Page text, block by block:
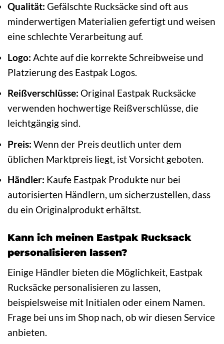
Qualität: Gefälschte Rucksäcke sind oft aus
minderwertigen Materialien gefertigt und weisen
eine schlechte Verarbeitung auf.
Logo: Achte auf die korrekte Schreibweise und
Platzierung des Eastpak Logos.
Reißverschlüsse: Original Eastpak Rucksäcke
verwenden hochwertige Reißverschlüsse, die
leichtgängig sind.
Preis: Wenn der Preis deutlich unter dem
üblichen Marktpreis liegt, ist Vorsicht geboten.
Händler: Kaufe Eastpak Produkte nur bei
autorisierten Händlern, um sicherzustellen, dass
du ein Originalprodukt erhältst.
Kann ich meinen Eastpak Rucksack
personalisieren lassen?
Einige Händler bieten die Möglichkeit, Eastpak
Rucksäcke personalisieren zu lassen,
beispielsweise mit Initialen oder einem Namen.
Frage bei uns im Shop nach, ob wir diesen Service
anbieten.